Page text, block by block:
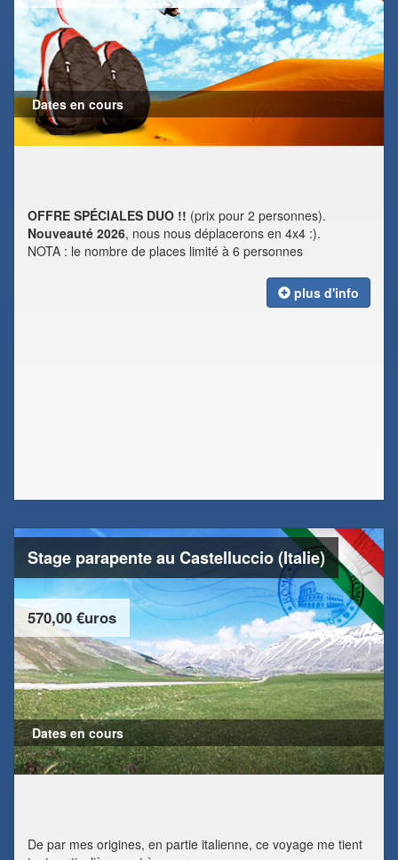
Dates en cours
OFFRE SPÉCIALES DUO !! (prix pour 2 personnes).
Nouveauté 2026, nous nous déplacerons en 4x4 :).
NOTA : le nombre de places limité à 6 personnes
plus d'info
Stage parapente au Castelluccio (Italie)
570,00 €uros
Dates en cours
De par mes origines, en partie italienne, ce voyage me tient